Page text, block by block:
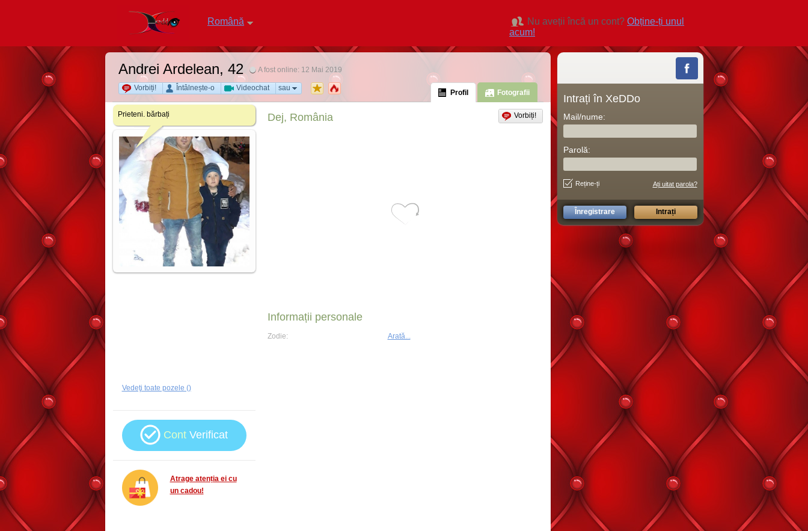
Română Nu aveții încă un cont? Obține-ți unul
acum!
Andrei Ardelean, 42 A fost online: 12 Mai 2019
Vorbiți! Întâlnește-o Videochat sau
Profil Fotografii
Prieteni. bărbați
Vedeţi toate pozele ()
Cont Verificat
Atrage atenția ei cu
un cadou!
Vorbiți!
Dej, România
Informații personale
Zodie: Arată...
Intrați în XeDDo
Mail/nume:
Parolă:
Reține-ți Ați uitat parola?